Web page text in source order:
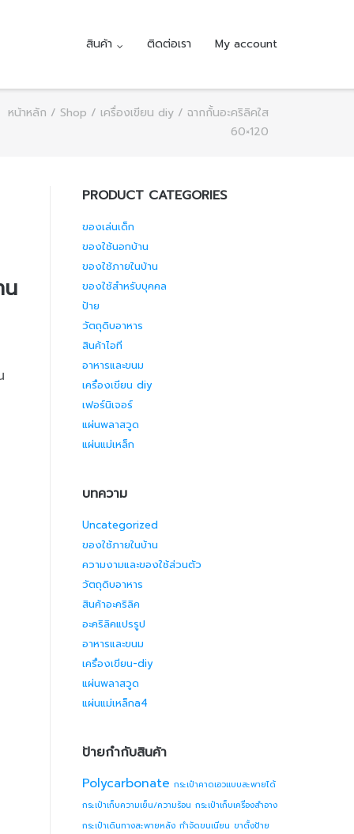
สินค้า ติดต่อเรา My account
หน้าหลัก / Shop / เครื่องเขียน diy/ ฉากกั้นอะคริลิคใส
60×120
น
PRODUCT CATEGORIES
ของเล่นเด็ก
ของใช้นอกบ้าน
ของใช้ภายในบ้าน
ของใช้สำหรับบุคคล
ป้าย
วัตถุดิบอาหาร
สินค้าไอที
อาหารและขนม
เครื่องเขียน diy
เฟอร์นิเจอร์
แผ่นพลาสวูด
แผ่นแม่เหล็ก
บทความ
Uncategorized
ของใช้ภายในบ้าน
ความงามและของใช้ส่วนตัว
วัตถุดิบอาหาร
สินค้าอะคริลิค
อะคริลิคแปรรูป
อาหารและขนม
เครื่องเขียน-diy
แผ่นพลาสวูด
แผ่นแม่เหล็กa4
ป้ายกำกับสินค้า
Polycarbonate กระเป๋าคาดเอวแบบสะพายได้
กระเป๋าเก็บความเย็น/ความร้อน กระเป๋าเก็บเครื่องสำอาง
กระเป๋าเดินทางสะพายหลัง กำจัดขนเนียน ขาตั้งป้าย